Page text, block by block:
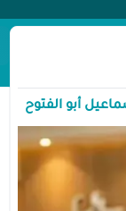
أبو الفتوح